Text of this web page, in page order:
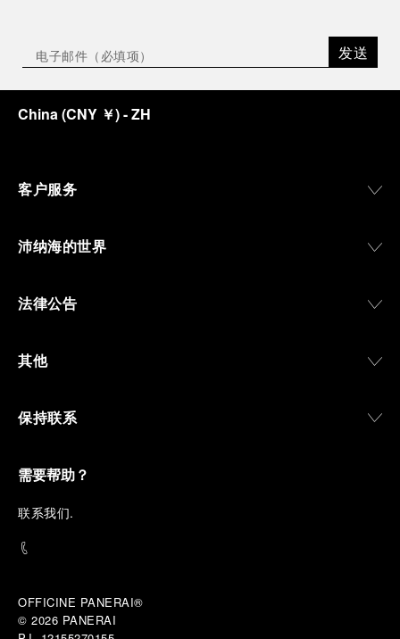
发送
China(CNY ￥)- ZH
客户服务
沛纳海的世界
法律公告
其他
保持联系
需要帮助？
联系我们.
OFFICINE PANERAI®
© 2026 PANERAI